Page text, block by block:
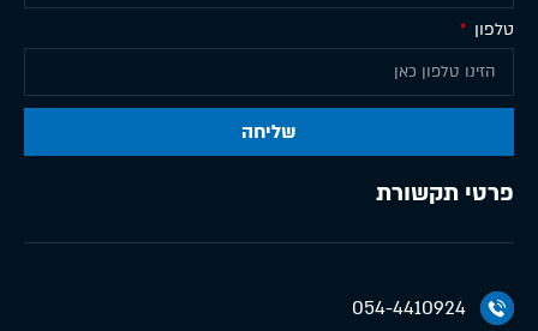
פרטי תקשורת
054-4410924
טלפון
שליחה